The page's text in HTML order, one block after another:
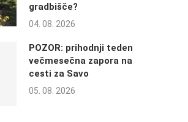
gradbišče?
04. 08. 2026
POZOR: prihodnji teden
večmesečna zapora na
cesti za Savo
05. 08. 2026